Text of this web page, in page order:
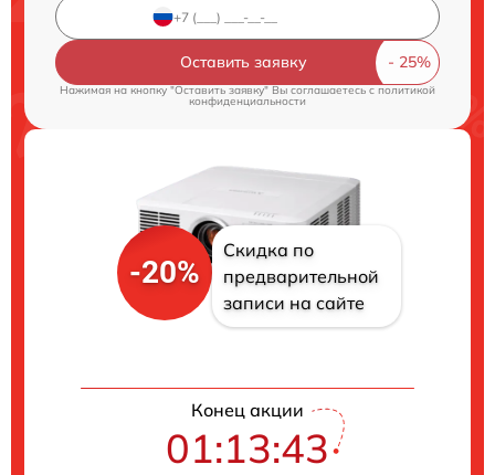
Оставить заявку
Нажимая на кнопку "Оставить заявку" Вы соглашаетесь c политикой
конфиденциальности
-20%
Скидка по
предварительной
записи на сайте
Конец акции
01:13:42